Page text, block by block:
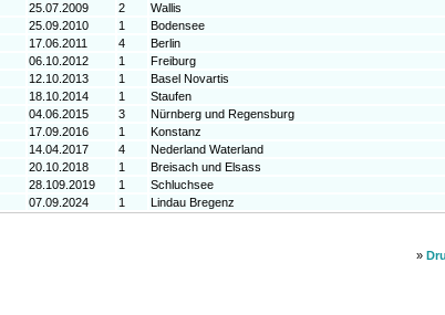
25.07.2009 2
Wallis
25.09.2010 1
Bodensee
17.06.2011 4
Berlin
06.10.2012 1
Freiburg
12.10.2013 1
Basel Novartis
18.10.2014 1
Staufen
04.06.2015 3
Nürnberg und Regensburg
17.09.2016 1
Konstanz
14.04.2017 4
Nederland Waterland
20.10.2018 1
Breisach und Elsass
28.109.2019 1
Schluchsee
07.09.2024 1 Lindau Bregenz
»